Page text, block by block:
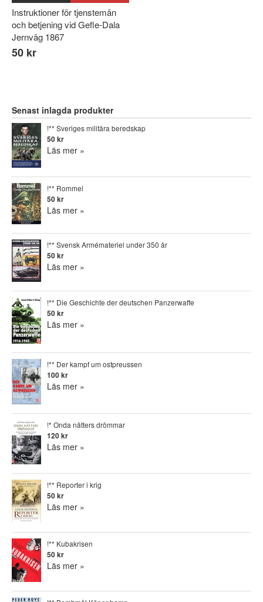
Instruktioner för tjenstemän
och betjening vid Gefle-Dala
Jernväg 1867
50 kr
Senast inlagda produkter
!** Sveriges militära beredskap
50 kr
Läs mer »
!** Rommel
50 kr
Läs mer »
!** Svensk Armémateriel under 350 år
50 kr
Läs mer »
!** Die Geschichte der deutschen Panzerwaffe
50 kr
Läs mer »
!** Der kampf um ostpreussen
100 kr
Läs mer »
!* Onda nätters drömmar
120 kr
Läs mer »
!** Reporter i krig
50 kr
Läs mer »
!** Kubakrisen
50 kr
Läs mer »